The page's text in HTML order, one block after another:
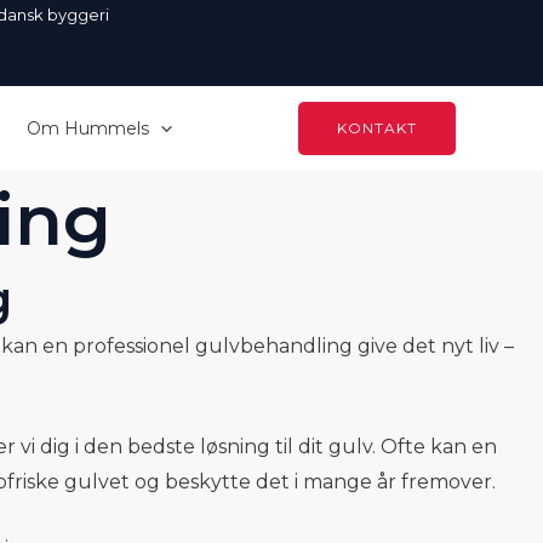
Om Hummels KONTAKT
en professionel gulvbehandling give det nyt liv –
dig i den bedste løsning til dit gulv. Ofte kan en
gulvet og beskytte det i mange år fremover.